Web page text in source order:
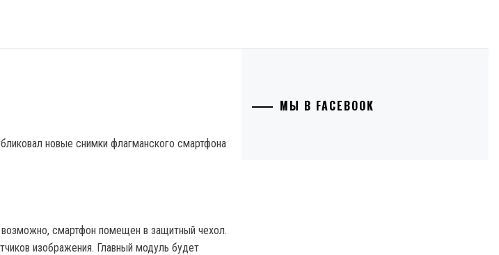
новые снимки флагманского смартфона
возможно, смартфон помещен в защитный чехол.
изображения. Главный модуль будет
МЫ В FACEBOOK